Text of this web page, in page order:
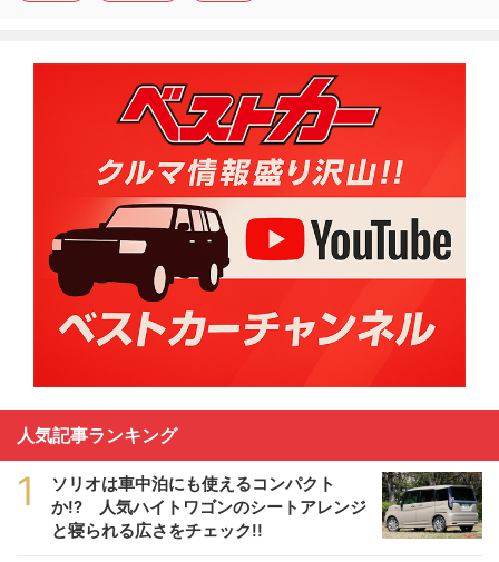
人気記事ランキング
1
ソリオは車中泊にも使えるコンパクト
か!? 人気ハイトワゴンのシートアレンジ
と寝られる広さをチェック!!